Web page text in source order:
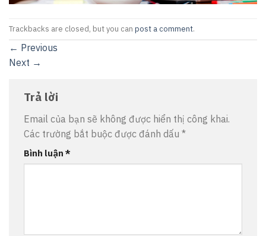
Trackbacks are closed, but you can post a comment.
← Previous
Next →
Trả lời
Email của bạn sẽ không được hiển thị công khai.
Các trường bắt buộc được đánh dấu *
Bình luận *